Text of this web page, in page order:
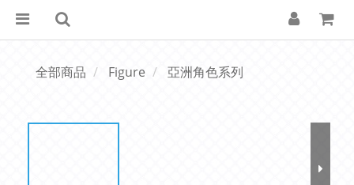
全部商品 Figure 亞洲角色系列